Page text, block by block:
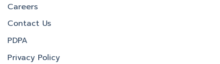
Careers
Contact Us
PDPA
Privacy Policy